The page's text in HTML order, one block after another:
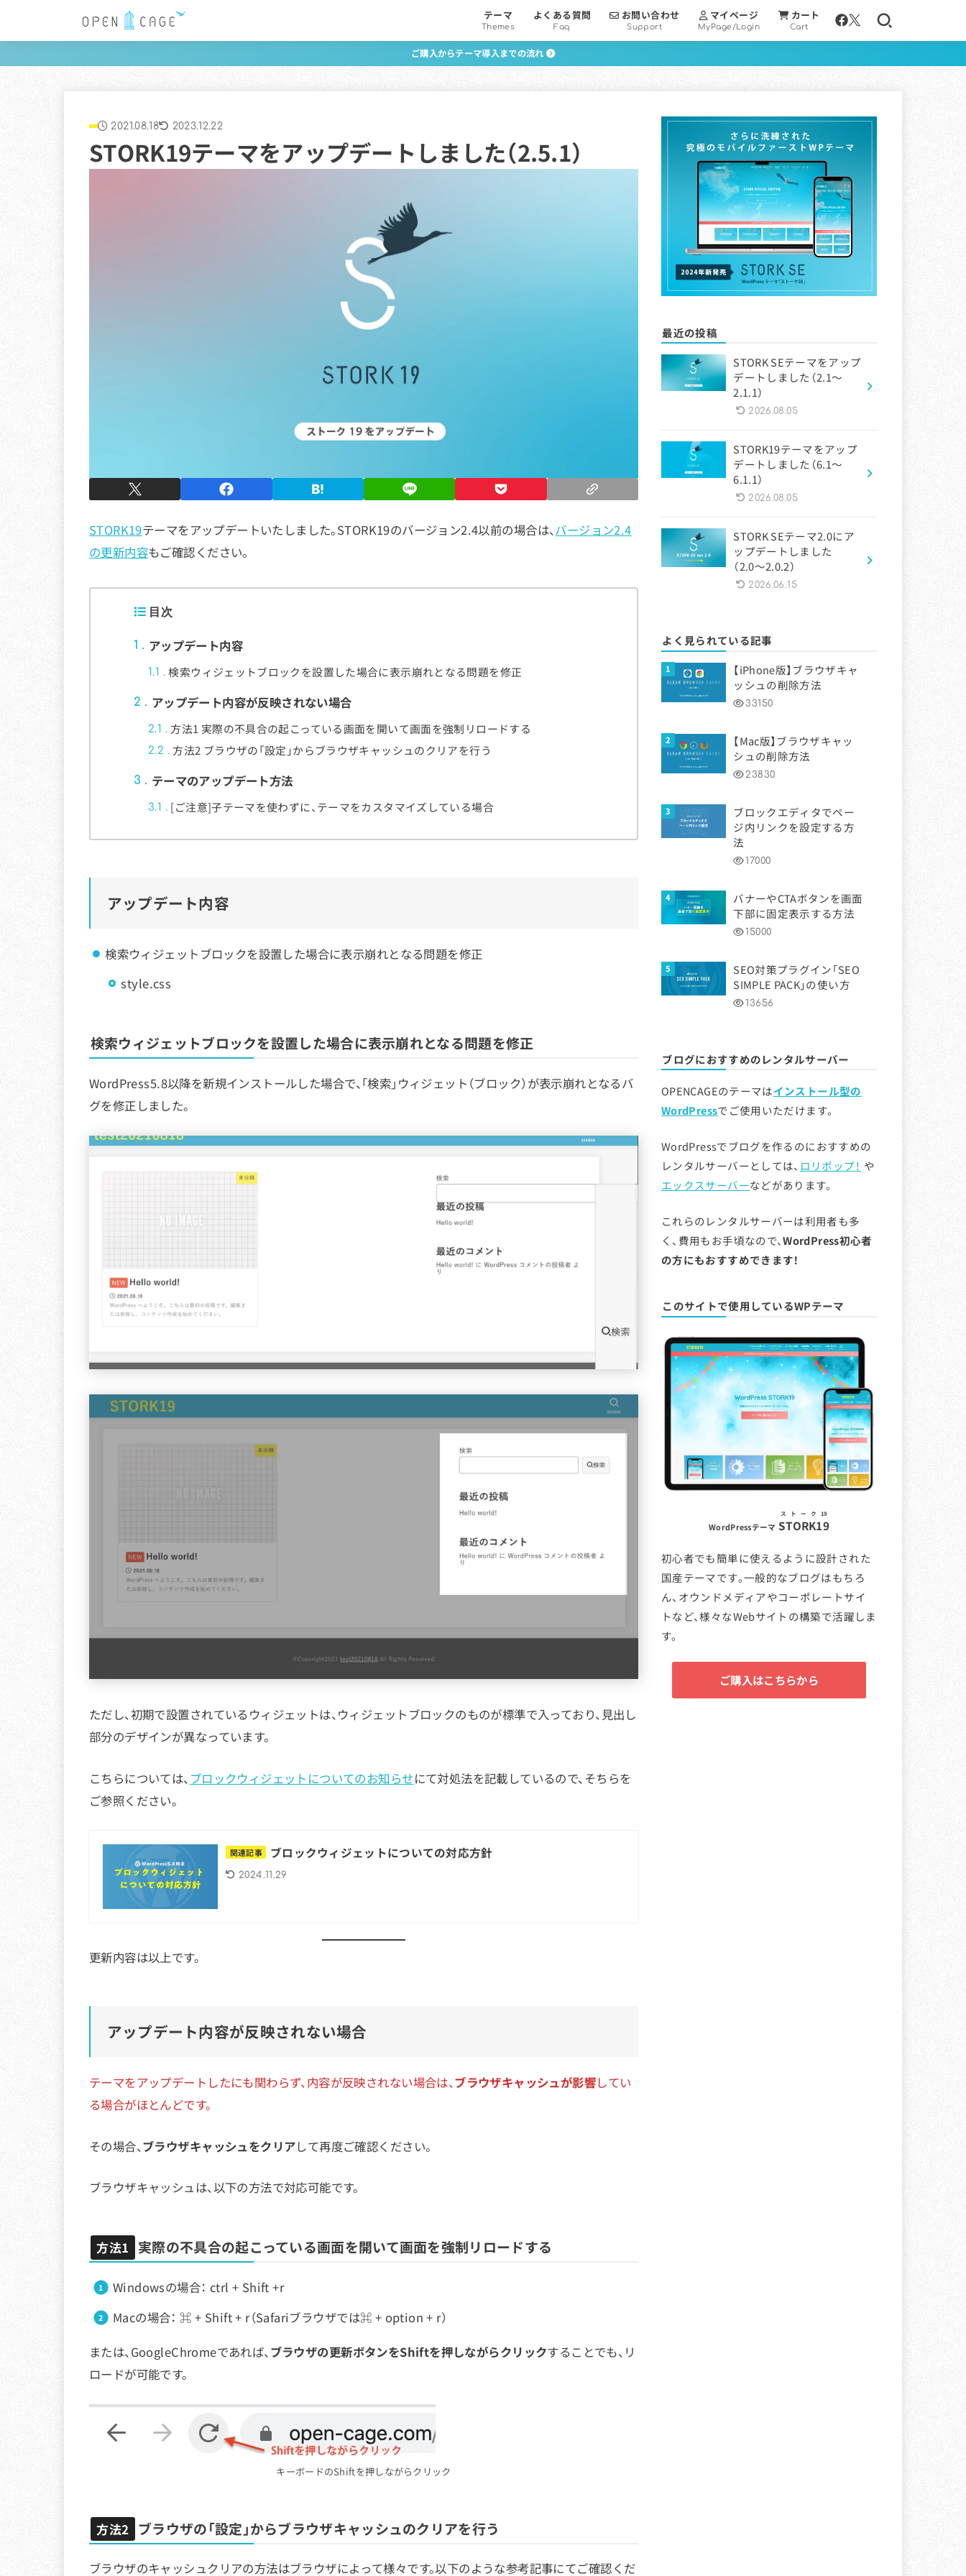
テーマ
Themes
よくある質問
Faq
お問い合わせ
Support
マイページ
MyPage/Login
カート
Cart
ご購入からテーマ導入までの流れ
2021.08.18 2023.12.22
STORK19テーマをアップデートしました（2.5.1）
STORK19テーマをアップデートいたしました。STORK19のバージョン2.4以前の場合は、バージョン2.4
の更新内容もご確認ください。
目次
1 アップデート内容
1.1 検索ウィジェットブロックを設置した場合に表示崩れとなる問題を修正
2 アップデート内容が反映されない場合
2.1 方法1 実際の不具合の起こっている画面を開いて画面を強制リロードする
2.2 方法2 ブラウザの「設定」からブラウザキャッシュのクリアを行う
3 テーマのアップデート方法
3.1 [ご注意]子テーマを使わずに、テーマをカスタマイズしている場合
アップデート内容
検索ウィジェットブロックを設置した場合に表示崩れとなる問題を修正
style.css
検索ウィジェットブロックを設置した場合に表示崩れとなる問題を修正
WordPress5.8以降を新規インストールした場合で、「検索」ウィジェット（ブロック）が表示崩れとなるバ
グを修正しました。
ただし、初期で設置されているウィジェットは、ウィジェットブロックのものが標準で入っており、見出し
部分のデザインが異なっています。
こちらについては、 ブロックウィジェットについてのお知らせにて対処法を記載しているので、そちらを
ご参照ください。
関連記事 ブロックウィジェットについての対応方針
2024.11.29
更新内容は以上です。
アップデート内容が反映されない場合
テーマをアップデートしたにも関わらず、内容が反映されない場合は、ブラウザキャッシュが影響してい
る場合がほとんどです。
その場合、ブラウザキャッシュをクリアして再度ご確認ください。
ブラウザキャッシュは、以下の方法で対応可能です。
方法1 実際の不具合の起こっている画面を開いて画面を強制リロードする
Windowsの場合： ctrl + Shift +r
Macの場合： ⌘ + Shift + r（Safariブラウザでは⌘ + option + r）
または、GoogleChromeであれば、ブラウザの更新ボタンをShiftを押しながらクリックすることでも、リ
ロードが可能です。
キーボードのShiftを押しながらクリック
方法2 ブラウザの「設定」からブラウザキャッシュのクリアを行う
ブラウザのキャッシュクリアの方法はブラウザによって様々です。以下のような参考記事にてご確認くだ
最近の投稿
STORK SEテーマをアップ
デートしました（2.1〜
2.1.1）
2026.08.05
STORK19テーマをアップ
デートしました（6.1〜
6.1.1）
2026.08.05
STORK SEテーマ2.0にア
ップデートしました
（2.0〜2.0.2）
2026.06.15
よく見られている記事
【iPhone版】ブラウザキャ
ッシュの削除方法
33150
【Mac版】ブラウザキャッ
シュの削除方法
23830
ブロックエディタでペー
ジ内リンクを設定する方
法
17000
バナーやCTAボタンを画面
下部に固定表示する方法
15000
SEO対策プラグイン「SEO
SIMPLE PACK」の使い方
13656
ブログにおすすめのレンタルサーバー
OPENCAGEのテーマはインストール型の
WordPressでご使用いただけます。
WordPressでブログを作るのにおすすめの
レンタルサーバーとしては、 ロリポップ！ や
エックスサーバーなどがあります。
これらのレンタルサーバーは利用者も多
く、費用もお手頃なので、WordPress初心者
の方にもおすすめできます！
このサイトで使用しているWPテーマ
WordPressテーマ STORK19
ストーク19
初心者でも簡単に使えるように設計された
国産テーマです。一般的なブログはもちろ
ん、オウンドメディアやコーポレートサイ
トなど、様々なWebサイトの構築で活躍しま
す。
ご購入はこちらから